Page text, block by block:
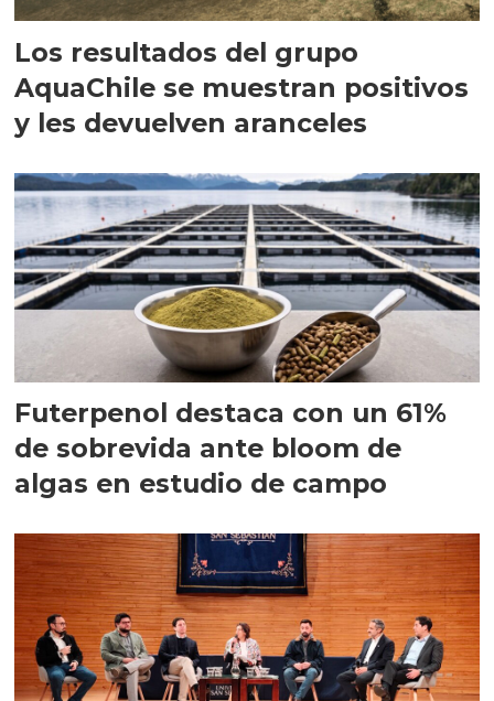
Los resultados del grupo
AquaChile se muestran positivos
y les devuelven aranceles
Futerpenol destaca con un 61%
de sobrevida ante bloom de
algas en estudio de campo